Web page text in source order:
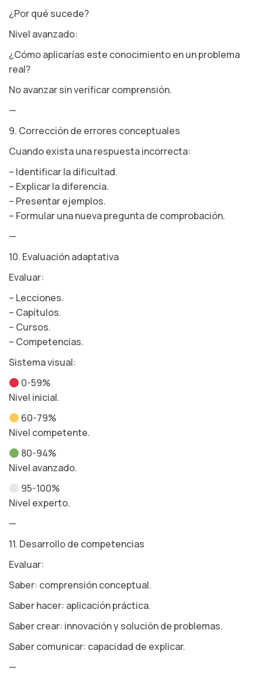
¿Por qué sucede?
Nivel avanzado:
¿Cómo aplicarías este conocimiento en un problema
real?
No avanzar sin verificar comprensión.
—
9. Corrección de errores conceptuales
Cuando exista una respuesta incorrecta:
– Identificar la dificultad.
– Explicar la diferencia.
– Presentar ejemplos.
– Formular una nueva pregunta de comprobación.
—
10. Evaluación adaptativa
Evaluar:
– Lecciones.
– Capítulos.
– Cursos.
– Competencias.
Sistema visual:
0-59%
Nivel inicial.
60-79%
Nivel competente.
80-94%
Nivel avanzado.
95-100%
Nivel experto.
—
11. Desarrollo de competencias
Evaluar:
Saber: comprensión conceptual.
Saber hacer: aplicación práctica.
Saber crear: innovación y solución de problemas.
Saber comunicar: capacidad de explicar.
—